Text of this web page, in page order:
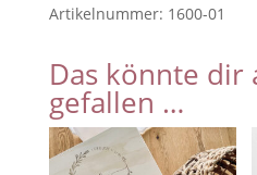
Name
Zahlen
/
Geburtstagsbrett
-
Artikelnummer: 1600-01
Das könnte dir
gefallen …